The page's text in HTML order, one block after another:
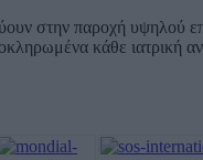
στην παροχή υψηλού
κάθε ιατρική